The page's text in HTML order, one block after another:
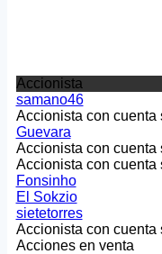
Accionista
samano46
Accionista con cuenta
Guevara
Accionista con cuenta
Accionista con cuenta
Fonsinho
El Sokzio
sietetorres
Accionista con cuenta
Acciones en venta